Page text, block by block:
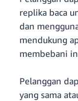
replika baca
dan
mendukung
membebani
Pelanggan
yang sama